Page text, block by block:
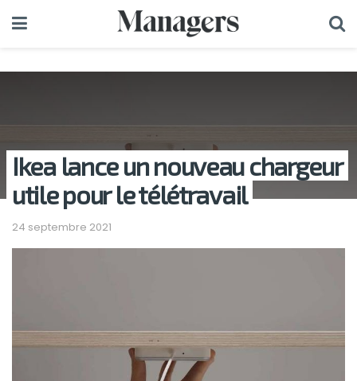
Ikea lance un nouveau chargeur
utile pour le télétravail
24 septembre 2021